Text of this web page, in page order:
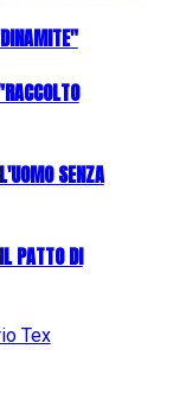
SENZA
PATTO DI
Tex